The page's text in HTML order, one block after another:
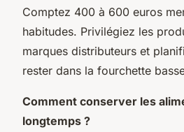
Comptez 400 à 600 euros
habitudes. Privilégiez les
marques distributeurs et
rester dans la fourchette
Comment conserver les
longtemps ?